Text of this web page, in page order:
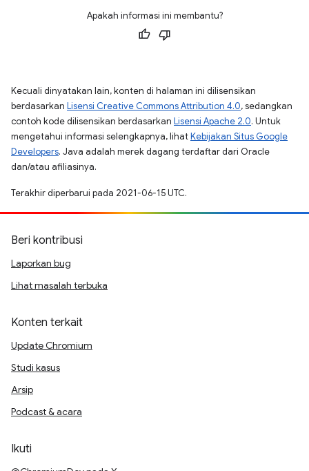
Apakah informasi ini membantu?
Kecuali dinyatakan lain, konten di halaman ini dilisensikan
berdasarkan Lisensi Creative Commons Attribution 4.0, sedangkan
contoh kode dilisensikan berdasarkan Lisensi Apache 2.0. Untuk
mengetahui informasi selengkapnya, lihatKebijakan Situs Google
Developers. Java adalah merek dagang terdaftar dari Oracle
dan/atau afiliasinya.
Terakhir diperbarui pada 2021-06-15 UTC.
Beri kontribusi
Laporkan bug
Lihat masalah terbuka
Konten terkait
Update Chromium
Studi kasus
Arsip
Podcast & acara
Ikuti